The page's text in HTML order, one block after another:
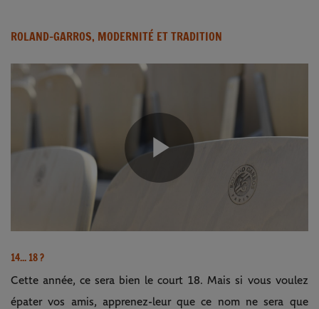
ROLAND-GARROS, MODERNITÉ ET TRADITION
Play
14... 18 ?
Cette année, ce sera bien le court 18. Mais si vous voulez
épater vos amis, apprenez-leur que ce nom ne sera que